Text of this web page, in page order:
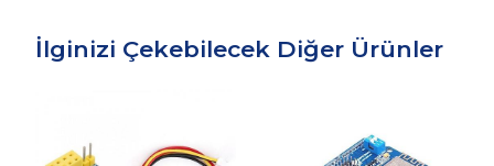
İlginizi Çekebilecek Diğer Ürünler